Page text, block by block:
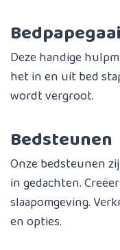
Deze handige
het in en uit bed
wordt vergroot.
Bedsteunen
Onze bedsteunen
in gedachten.
slaapomgeving.
en opties.